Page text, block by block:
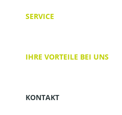
SERVICE
IHRE VORTEILE BEI UNS
KONTAKT